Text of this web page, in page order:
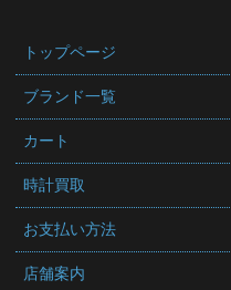
トップページ
ブランド一覧
カート
時計買取
お支払い方法
店舗案内